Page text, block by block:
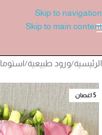
Skip to navigation
Skip to main content
الرئيسية/ورود طبيعية/استوما
5 اغصان